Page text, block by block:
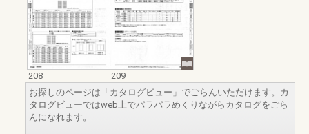
208
209
お探しのページは「カタログビュー」でごらんいただけます。カ
タログビューではweb上でパラパラめくりながらカタログをごら
んになれます。